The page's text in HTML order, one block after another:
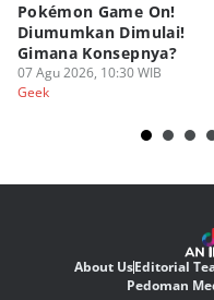
Pokémon Game On!
Diumumkan Dimulai!
Gimana Konsepnya?
07 Agu 2026, 10:30 WIB
Geek
About UsEditorial
Pedoman